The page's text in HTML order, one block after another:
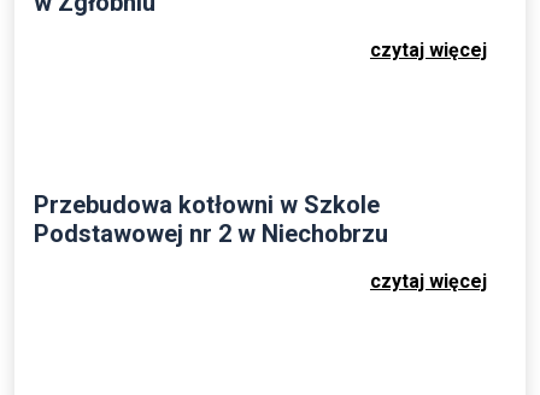
czytaj więcej
Przebudowa kotłowni w Szkole
Podstawowej nr 2 w Niechobrzu
czytaj więcej